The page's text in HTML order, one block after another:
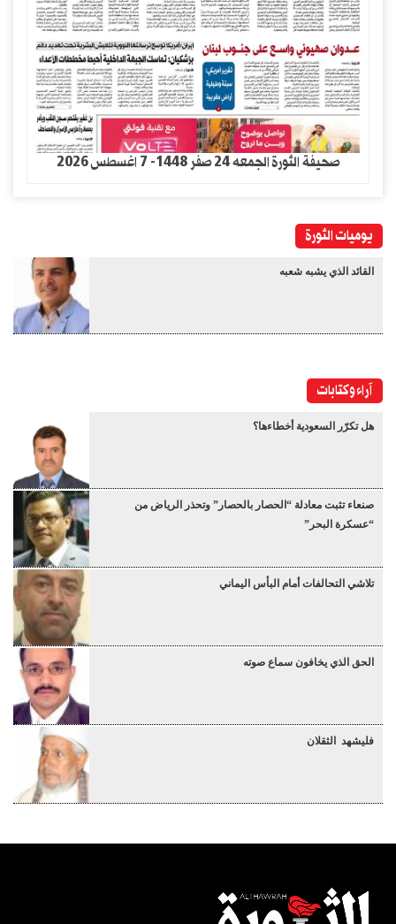
صحيفة الثورة الجمعه 24 صفر 1448- 7 اغسطس 2026
يوميات الثورة
القائد الذي يشبه شعبه
آراء وكتابات
هل تكرّر السعودية أخطاءها؟
صنعاء تثبت معادلة “الحصار بالحصار” وتحذر الرياض من
“عسكرة البحر”
تلاشي التحالفات أمام البأس اليماني
الحق الذي يخافون سماع صوته
فليشهد الثقلان